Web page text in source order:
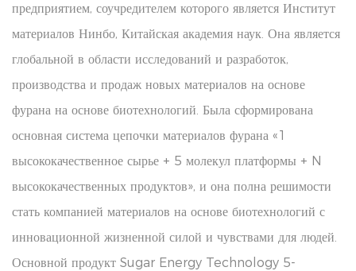
предприятием, соучредителем которого является Институт
материалов Нинбо, Китайская академия наук. Она является
глобальной в области исследований и разработок,
производства и продаж новых материалов на основе
фурана на основе биотехнологий. Была сформирована
основная система цепочки материалов фурана «1
высококачественное сырье + 5 молекул платформы + N
высококачественных продуктов», и она полна решимости
стать компанией материалов на основе биотехнологий с
инновационной жизненной силой и чувствами для людей.
Основной продукт Sugar Energy Technology 5-